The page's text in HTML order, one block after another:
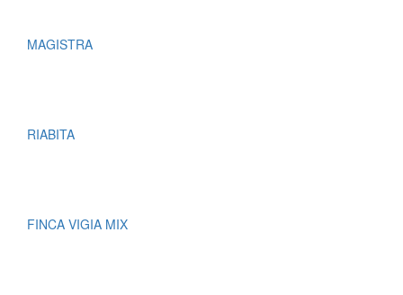
MAGISTRA
RIABITA
FINCA VIGIA MIX